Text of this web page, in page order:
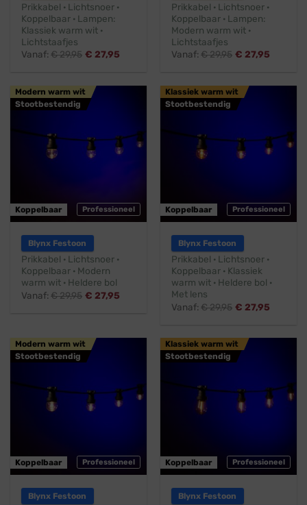
Prikkabel · Lichtsnoer ·
Koppelbaar · Lampen:
Klassiek warm wit ·
Lichtstaafjes
Vanaf:€29,95 € 27,95
Prikkabel · Lichtsnoer ·
Koppelbaar · Lampen:
Modern warm wit ·
Lichtstaafjes
Vanaf:€29,95 € 27,95
Professioneel
Modern warm wit
Stootbestendig
Koppelbaar
Blynx Festoon
Prikkabel · Lichtsnoer ·
Koppelbaar · Modern
warm wit · Heldere bol
Vanaf:€29,95 € 27,95
Professioneel
Klassiek warm wit
Stootbestendig
Koppelbaar
Blynx Festoon
Prikkabel · Lichtsnoer ·
Koppelbaar · Klassiek
warm wit · Heldere bol ·
Met lens
Vanaf:€29,95 € 27,95
Professioneel
Modern warm wit
Stootbestendig
Koppelbaar
Blynx Festoon
Professioneel
Klassiek warm wit
Stootbestendig
Koppelbaar
Blynx Festoon